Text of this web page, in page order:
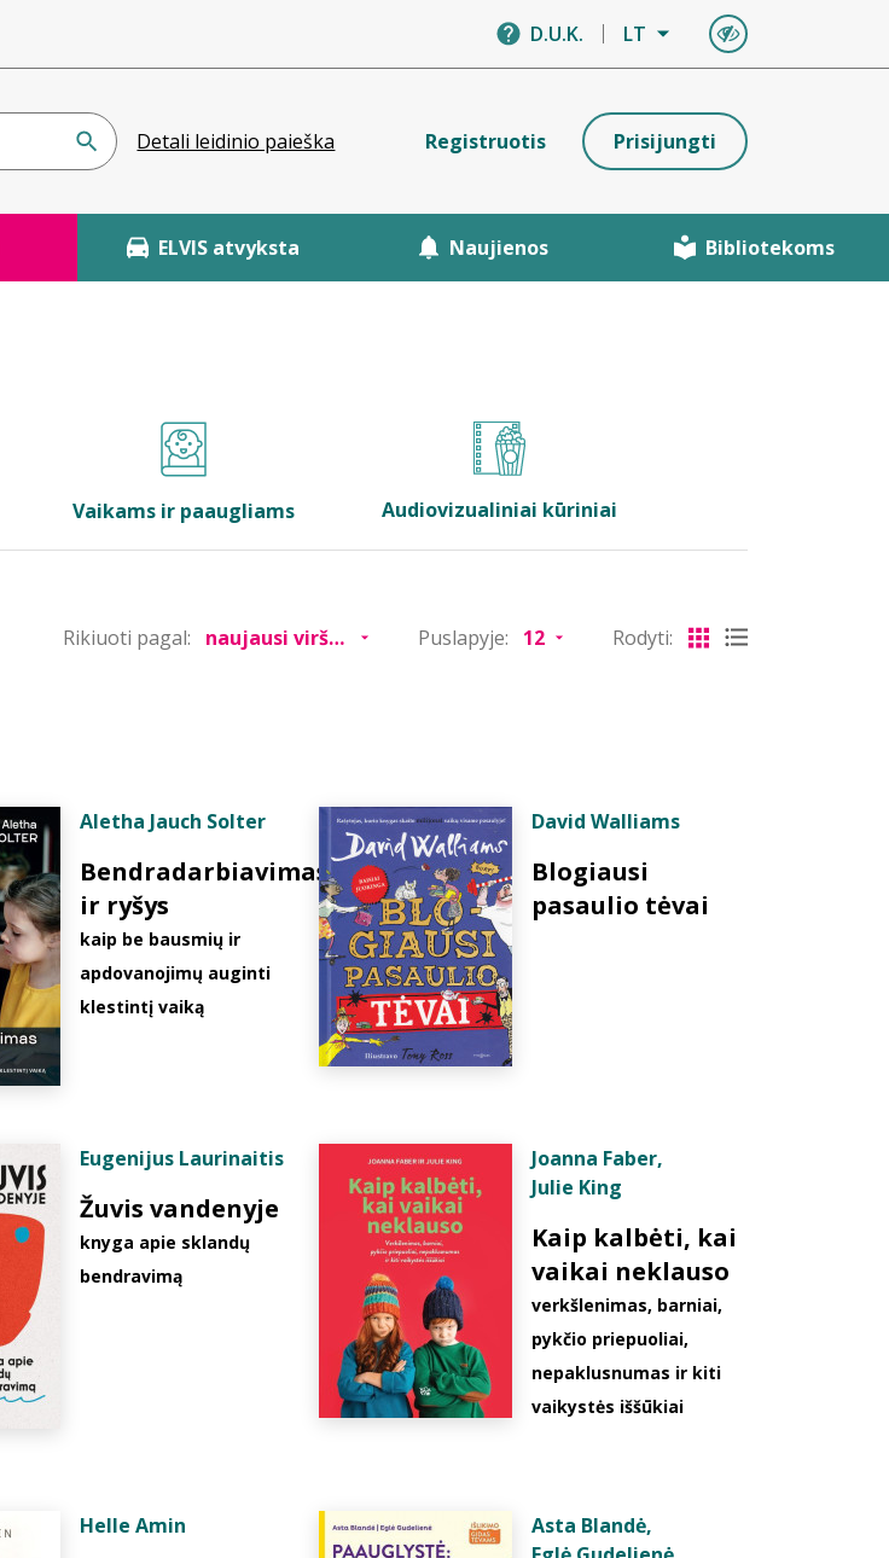
D.U.K. LT
Detali leidinio paieška Registruotis Prisijungti
ELVIS atvyksta Naujienos Bibliotekoms
Vaikams ir paaugliams Audiovizualiniai kūriniai
Rikiuoti pagal: Puslapyje: Rodyti:
Aletha Jauch Solter
Bendradarbiavimas
ir ryšys
kaip be bausmių ir
apdovanojimų auginti
klestintį vaiką
David Walliams
Blogiausi
pasaulio tėvai
Eugenijus Laurinaitis
Žuvis vandenyje
knyga apie sklandų
bendravimą
Joanna Faber,
Julie King
Kaip kalbėti, kai
vaikai neklauso
verkšlenimas, barniai,
pykčio priepuoliai,
nepaklusnumas ir kiti
vaikystės iššūkiai
Helle Amin Asta Blandė,